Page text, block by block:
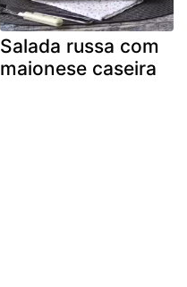
Salada russa com
maionese caseira